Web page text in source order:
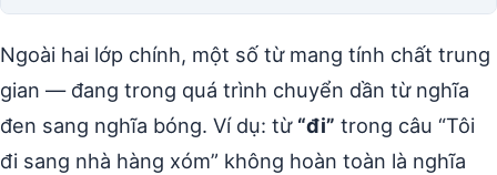
Ngoài hai lớp chính, một số từ mang tính chất trung
gian — đang trong quá trình chuyển dần từ nghĩa
đen sang nghĩa bóng. Ví dụ: từ “đi” trong câu “Tôi
đi sang nhà hàng xóm” không hoàn toàn là nghĩa